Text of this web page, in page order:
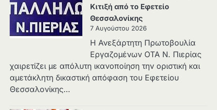
Κιτιξή από το Εφετείο
Θεσσαλονίκης
7 Αυγούστου 2026
Η Ανεξάρτητη Πρωτοβουλία
Εργαζομένων ΟΤΑ Ν. Πιερίας
χαιρετίζει με απόλυτη ικανοποίηση την οριστική και
αμετάκλητη δικαστική απόφαση του Εφετείου
Θεσσαλονίκης…